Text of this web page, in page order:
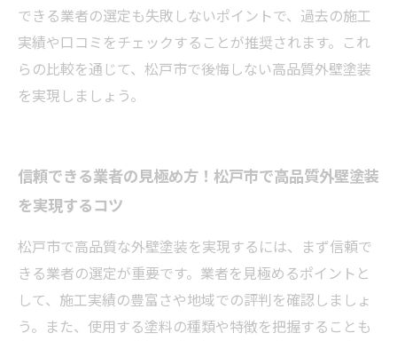
できる業者の選定も失敗しないポイントで、過去の施工
実績や口コミをチェックすることが推奨されます。これ
らの比較を通じて、松戸市で後悔しない高品質外壁塗装
を実現しましょう。
信頼できる業者の見極め方！松戸市で高品質外壁塗装
を実現するコツ
松戸市で高品質な外壁塗装を実現するには、まず信頼で
きる業者の選定が重要です。業者を見極めるポイントと
して、施工実績の豊富さや地域での評判を確認しましょ
う。また、使用する塗料の種類や特徴を把握することも